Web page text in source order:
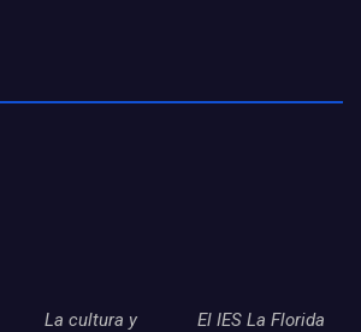
La cultura y
El IES La Florida